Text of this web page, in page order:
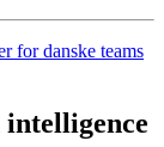
for danske teams